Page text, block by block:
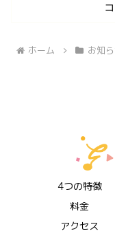
ホーム お知
4つの特徴
料金
アクセス